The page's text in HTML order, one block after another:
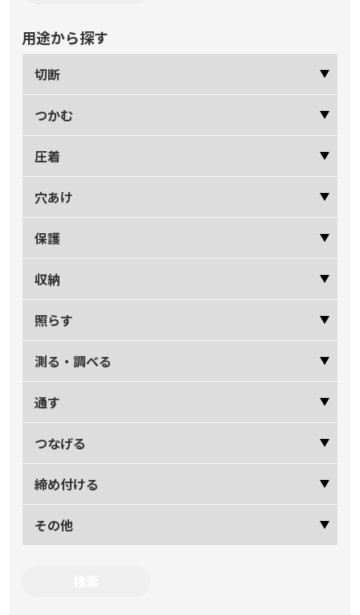
用途から探す
切断
つかむ
圧着
穴あけ
保護
収納
照らす
測る・調べる
通す
つなげる
締め付ける
その他